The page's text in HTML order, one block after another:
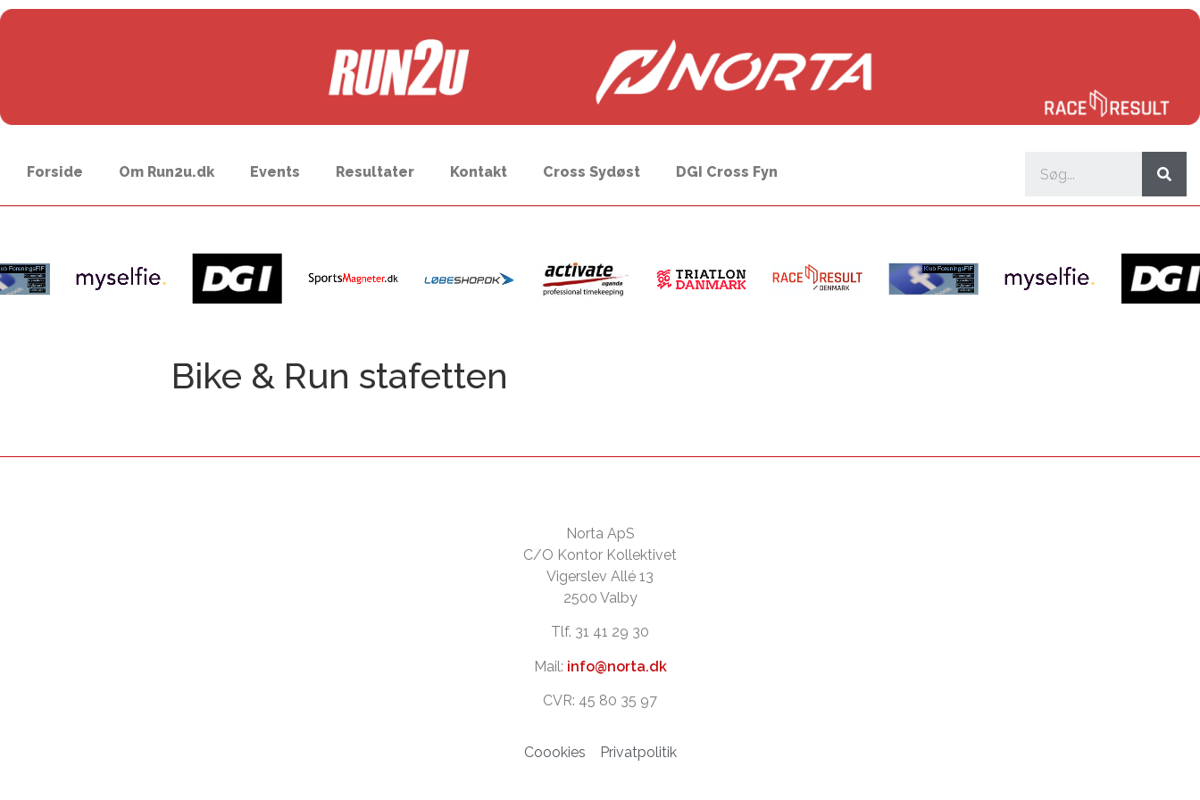
Forside Om Run2u.dk Events Resultater Kontakt Cross Sydøst DGI Cross Fyn
Bike & Run stafetten
Norta ApS
C/O Kontor Kollektivet
Vigerslev Allé 13
2500 Valby
Tlf. 31 41 29 30
Mail: info@norta.dk
CVR: 45 80 35 97
Coookies Privatpolitik